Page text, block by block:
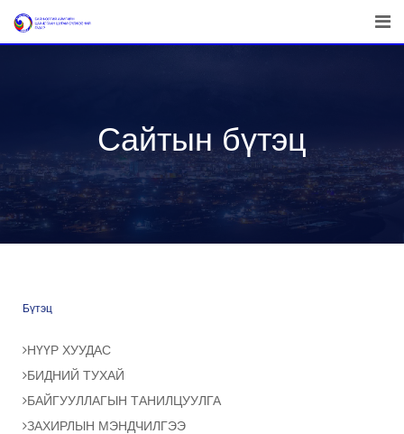
Сайтын бүтэц
Бүтэц
НҮҮР ХУУДАС
БИДНИЙ ТУХАЙ
БАЙГУУЛЛАГЫН ТАНИЛЦУУЛГА
ЗАХИРЛЫН МЭНДЧИЛГЭЭ